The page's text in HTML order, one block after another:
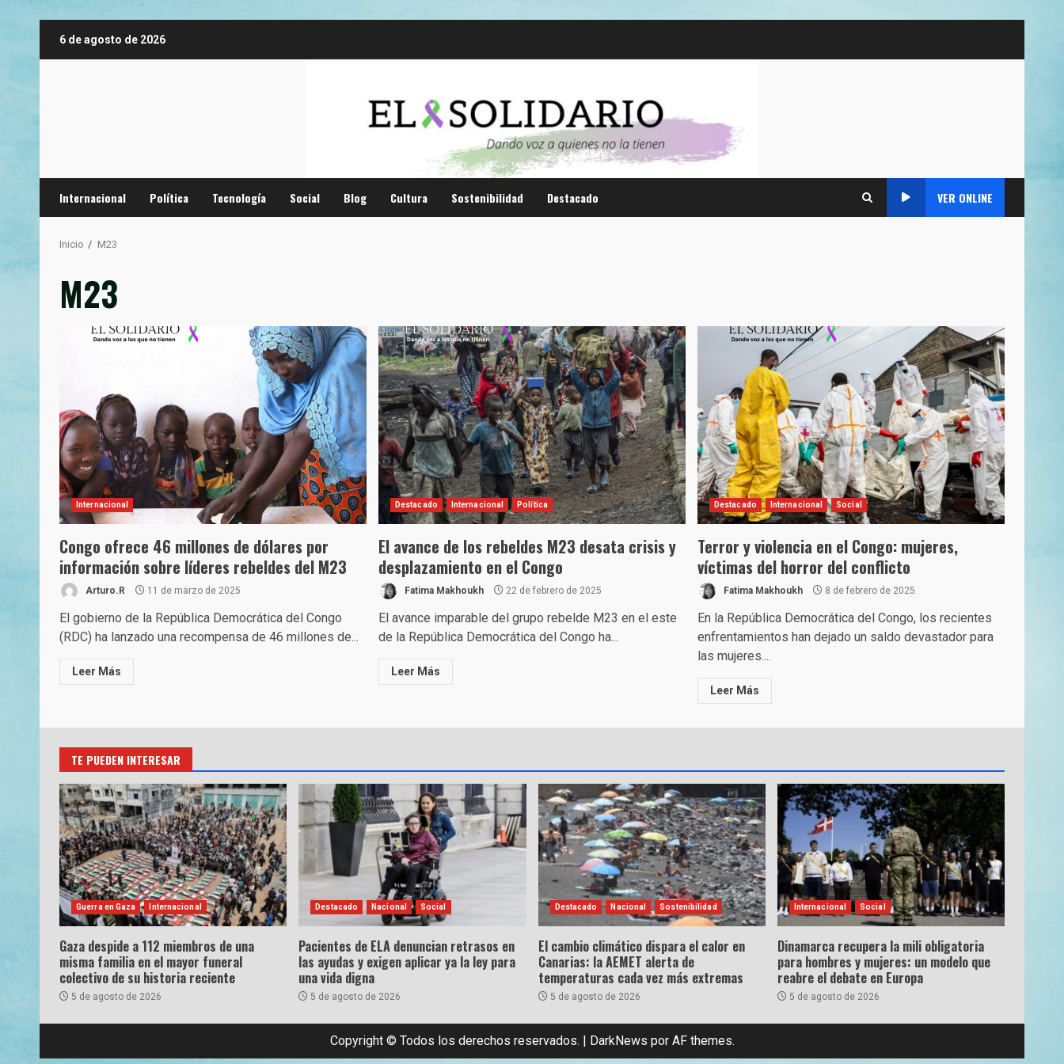
6 de agosto de 2026
Internacional Política Tecnología Social Blog Cultura Sostenibilidad Destacado VER ONLINE
Inicio M23
M23
Internacional
Congo ofrece 46 millones de dólares por
información sobre líderes rebeldes del M23
Arturo.R 11 de marzo de 2025
El gobierno de la República Democrática del Congo
(RDC) ha lanzado una recompensa de 46 millones de...
Leer Más
Destacado Internacional Política
El avance de los rebeldes M23 desata crisis y
desplazamiento en el Congo
Fatima Makhoukh 22 de febrero de 2025
El avance imparable del grupo rebelde M23 en el este
de la República Democrática del Congo ha...
Leer Más
Destacado Internacional Social
Terror y violencia en el Congo: mujeres,
víctimas del horror del conflicto
Fatima Makhoukh 8 de febrero de 2025
En la República Democrática del Congo, los recientes
enfrentamientos han dejado un saldo devastador para
las mujeres....
Leer Más
TE PUEDEN INTERESAR
Guerra en Gaza Internacional
Gaza despide a 112 miembros de una
misma familia en el mayor funeral
colectivo de su historia reciente
5 de agosto de 2026
Destacado Nacional Social
Pacientes de ELA denuncian retrasos en
las ayudas y exigen aplicar ya la ley para
una vida digna
5 de agosto de 2026
Destacado Nacional Sostenibilidad
El cambio climático dispara el calor en
Canarias: la AEMET alerta de
temperaturas cada vez más extremas
5 de agosto de 2026
Internacional Social
Dinamarca recupera la mili obligatoria
para hombres y mujeres: un modelo que
reabre el debate en Europa
5 de agosto de 2026
Copyright © Todos los derechos reservados. | DarkNews por AF themes.